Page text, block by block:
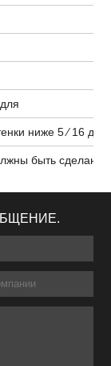
ниже 5 ⁄ 16
быть